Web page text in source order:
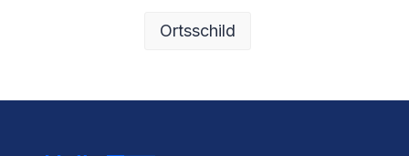
Ortsschild